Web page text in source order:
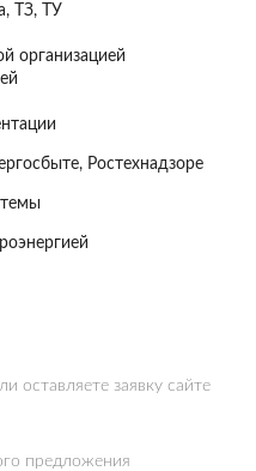
ТЗ, ТУ
организацией
Ростехнадзоре
оставляете заявку сайте
предложения